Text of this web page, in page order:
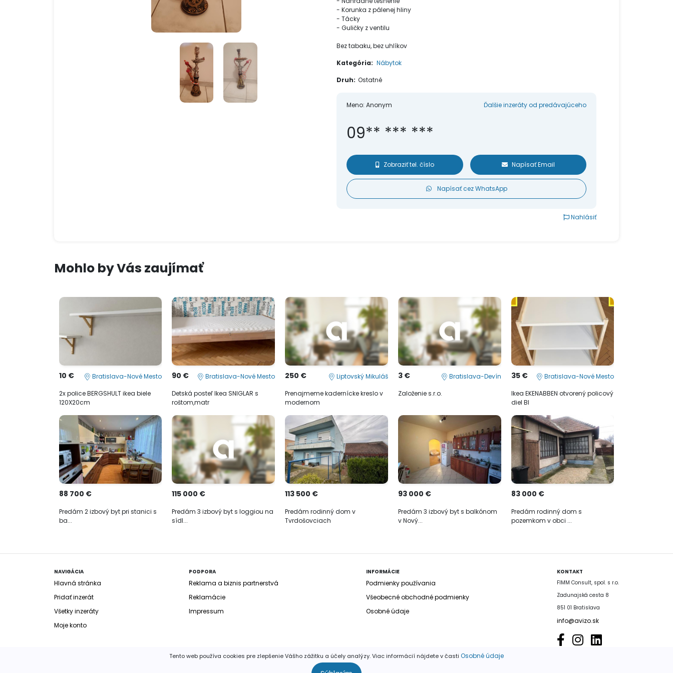
Tento web používa cookies pre zlepšenie Vášho zážitku a účely analýzy. Viac informácií nájdete v časti Osobné údaje
- Korunka z pálenej hliny
- Tácky
- Guličky z ventilu
Bez tabaku, bez uhlíkov
Kategória: Nábytok
Druh: Ostatné
Meno: Anonym Ďalšie inzeráty od predávajúceho
09** *** ***
Zobraziť tel. číslo Napísať Email
Napísať cez WhatsApp
Nahlásiť
Mohlo by Vás zaujímať
10 € Bratislava-Nové Mesto
2x police BERGSHULT ikea biele
120X20cm
90 € Bratislava-Nové Mesto
Detská posteľ Ikea SNIGLAR s
roštom,matr
250 € Liptovský Mikuláš
Prenajmeme kadernícke kreslo v
modernom
3 € Bratislava-Devín
Založenie s.r.o.
35 € Bratislava-Nové Mesto
Ikea EKENABBEN otvorený policový
diel BI
88 700 €
Predám 2 izbový byt pri stanici s
ba...
115 000 €
Predám 3 izbový byt s loggiou na
sídl...
113 500 €
Predám rodinný dom v
Tvrdošovciach
93 000 €
Predám 3 izbový byt s balkónom
v Nový...
83 000 €
Predám rodinný dom s
pozemkom v obci ...
NAVIGÁCIA
Hlavná stránka
Pridať inzerát
Všetky inzeráty
Moje konto
PODPORA
Reklama a biznis partnerstvá
Reklamácie
Impressum
INFORMÁCIE
Podmienky používania
Všeobecné obchodné podmienky
Osobné údaje
KONTAKT
FIMM Consult, spol. s r.o.
Zadunajská cesta 8
851 01 Bratislava
info@avizo.sk
Všetky práva vyhradené. Publikovať a rozširovať akúkoľvek časť stránok je povolené výhradne so